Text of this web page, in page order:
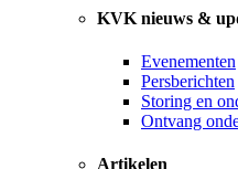
KVK nieuws &
Evenementen
Persberichten
Storing en
Ontvang
Artikelen